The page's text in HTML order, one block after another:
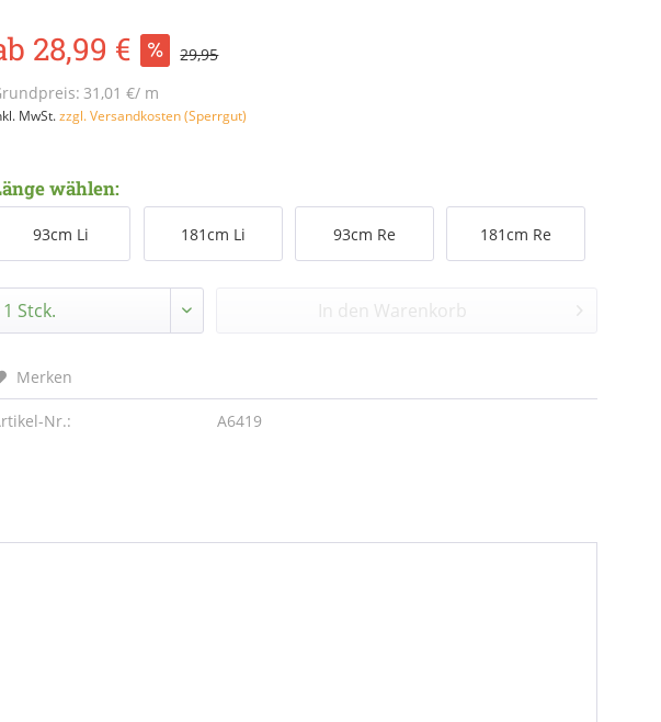
28,99 €
29,95
31,01 €/ m
MwSt.zzgl. Versandkosten (Sperrgut)
wählen:
93cm Li 181cm Li 93cm Re 181cm Re
In den Warenkorb
Merken
Nr.: A6419